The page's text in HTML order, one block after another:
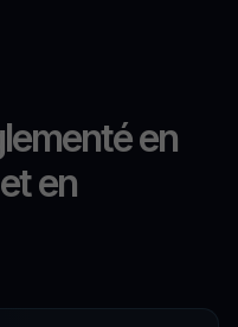
en
en